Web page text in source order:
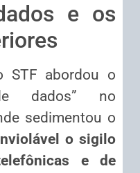
e os
STF abordou o
dados” no
sedimentou o
o sigilo
e de